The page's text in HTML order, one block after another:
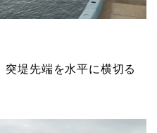
突堤先端を水平に横切る